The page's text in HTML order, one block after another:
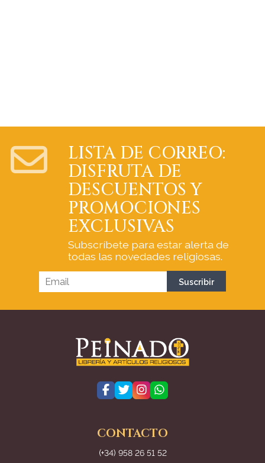
LISTA DE CORREO:
DISFRUTA DE
DESCUENTOS Y
PROMOCIONES
EXCLUSIVAS
Subscríbete para estar alerta de
todas las novedades religiosas.
CONTACTO
(+34) 958 26 51 52